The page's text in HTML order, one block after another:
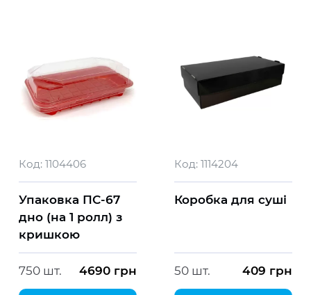
Код: 1104406
Упаковка ПС-67
дно (на 1 ролл) з
кришкою
750 шт. 4690 грн
Код: 1114204
Коробка для суші
50 шт. 409 грн